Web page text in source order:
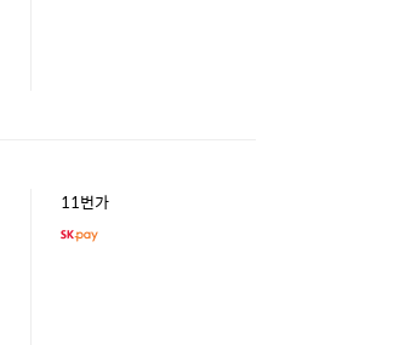
11번가